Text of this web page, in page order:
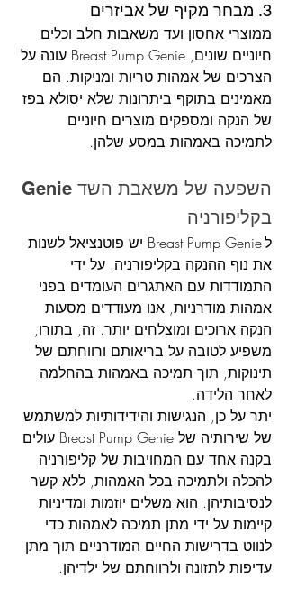
3. מבחר מקיף של אביזרים
ממוצרי אחסון ועד משאבות חלב וכלים
חיוניים שונים, Breast Pump Genie עונה על
הצרכים של אמהות טריות ומניקות. הם
מאמינים בתוקף ביתרונות שלא יסולא בפז
של הנקה ומספקים מוצרים חיוניים
לתמיכה באמהות במסע שלהן.
בקליפורניה
ל-Breast Pump Genie יש פוטנציאל לשנות
את נוף ההנקה בקליפורניה. על ידי
התמודדות עם האתגרים העומדים בפני
אמהות מודרניות, אנו מעודדים מסעות
הנקה ארוכים ומוצלחים יותר. זה, בתורו,
משפיע לטובה על בריאותם ורווחתם של
תינוקות, תוך תמיכה באמהות בהחלמה
לאחר הלידה.
יתר על כן, הנגישות והידידותיות למשתמש
של שירותיה של Breast Pump Genie עולים
בקנה אחד עם המחויבות של קליפורניה
להכלה ולתמיכה בכל האמהות, ללא קשר
לנסיבותיהן. הוא משלים יוזמות ומדיניות
קיימות על ידי מתן תמיכה לאמהות כדי
לנווט בדרישות החיים המודרניים תוך מתן
עדיפות לתזונה ולרווחתם של ילדיהן.